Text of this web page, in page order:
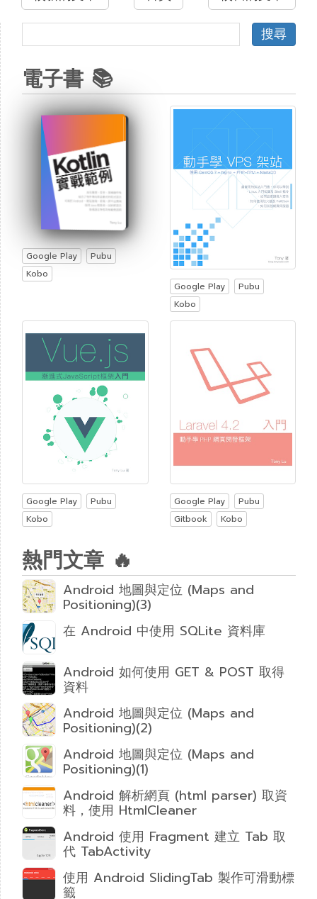
電子書 📚
Google Play
Pubu
Kobo
Google Play
Pubu
Kobo
Google Play
Pubu
Kobo
Google Play
Pubu
Gitbook
Kobo
熱門文章 🔥
Android 地圖與定位 (Maps and
Positioning)(3)
在 Android 中使用 SQLite 資料庫
Android 如何使用 GET & POST 取得
資料
Android 地圖與定位 (Maps and
Positioning)(2)
Android 地圖與定位 (Maps and
Positioning)(1)
Android 解析網頁 (html parser) 取資
料，使用 HtmlCleaner
Android 使用 Fragment 建立 Tab 取
代 TabActivity
使用 Android SlidingTab 製作可滑動標
籤